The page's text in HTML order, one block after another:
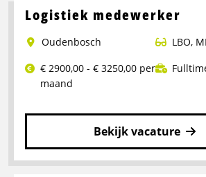
over
Operator
Productie
Logistiek medewerker
Oudenbosch LBO,
€ 2900,00 - € 3250,00 per
maand
Bekijk vacature
Lees